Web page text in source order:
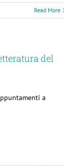
Read More
del
a